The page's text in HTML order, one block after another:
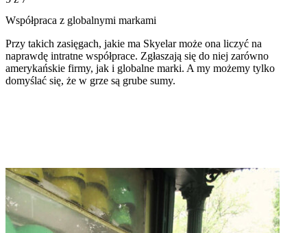
Współpraca z globalnymi markami
Przy takich zasięgach, jakie ma Skyelar może ona liczyć na
naprawdę intratne współprace. Zgłaszają się do niej zarówno
amerykańskie firmy, jak i globalne marki. A my możemy tylko
domyślać się, że w grze są grube sumy.